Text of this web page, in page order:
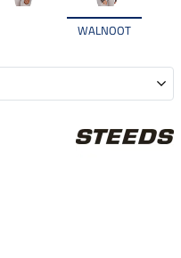
WALNOOT